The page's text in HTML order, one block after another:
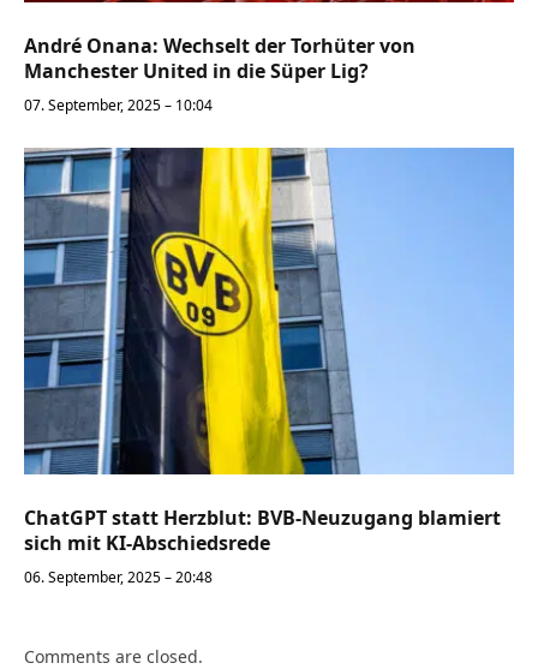
André Onana: Wechselt der Torhüter von
Manchester United in die Süper Lig?
07. September, 2025 – 10:04
ChatGPT statt Herzblut: BVB-Neuzugang blamiert
sich mit KI-Abschiedsrede
06. September, 2025 – 20:48
Comments are closed.